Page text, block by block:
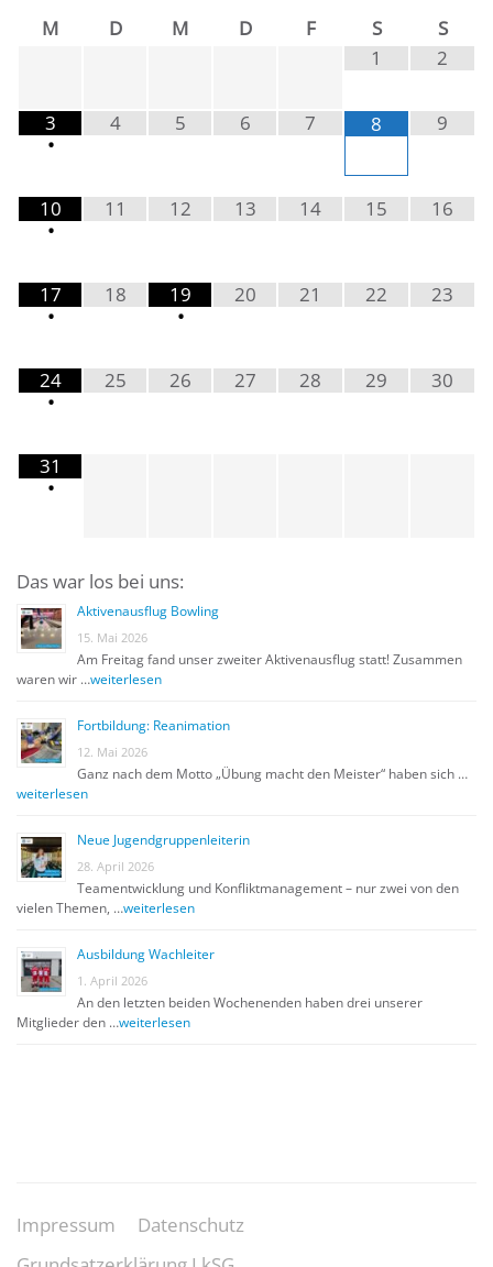
M D M D F S
S
1
2
3
•
4 5 6 7 8 9
10
•
11 12 13 14 15 16
17
•
18
19
•
20 21 22 23
24
•
25 26 27 28 29 30
31
•
Das war los bei uns:
Aktivenausflug Bowling
15. Mai 2026
Am Freitag fand unser zweiter Aktivenausflug statt! Zusammen
waren wir …weiterlesen
Fortbildung: Reanimation
12. Mai 2026
Ganz nach dem Motto „Übung macht den Meister“ haben sich …
weiterlesen
Neue Jugendgruppenleiterin
28. April 2026
Teamentwicklung und Konfliktmanagement – nur zwei von den
vielen Themen, …weiterlesen
Ausbildung Wachleiter
1. April 2026
An den letzten beiden Wochenenden haben drei unserer
Mitglieder den …weiterlesen
Impressum
Datenschutz